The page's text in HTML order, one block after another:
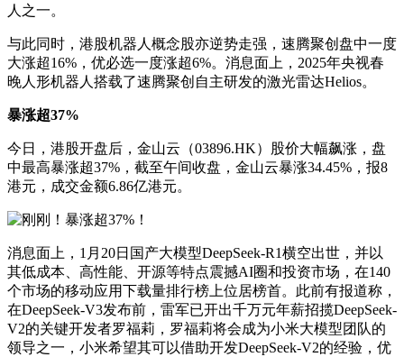
人之一。
与此同时，港股机器人概念股亦逆势走强，速腾聚创盘中一度
大涨超16%，优必选一度涨超6%。消息面上，2025年央视春
晚人形机器人搭载了速腾聚创自主研发的激光雷达Helios。
暴涨超37%
今日，港股开盘后，金山云（03896.HK）股价大幅飙涨，盘
中最高暴涨超37%，截至午间收盘，金山云暴涨34.45%，报8
港元，成交金额6.86亿港元。
消息面上，1月20日国产大模型DeepSeek-R1横空出世，并以
其低成本、高性能、开源等特点震撼AI圈和投资市场，在140
个市场的移动应用下载量排行榜上位居榜首。此前有报道称，
在DeepSeek-V3发布前，雷军已开出千万元年薪招揽DeepSeek-
V2的关键开发者罗福莉，罗福莉将会成为小米大模型团队的
领导之一，小米希望其可以借助开发DeepSeek-V2的经验，优